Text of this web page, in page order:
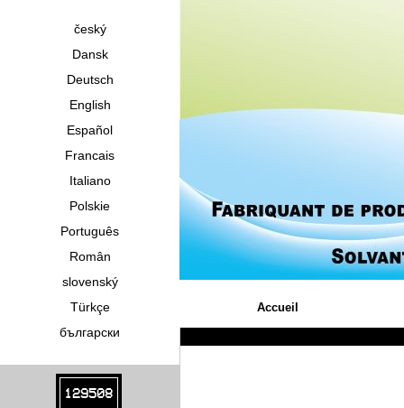
český
Dansk
Deutsch
English
Español
Francais
Italiano
Polskie
Português
Român
slovenský
Türkçe
български
129508
Accueil